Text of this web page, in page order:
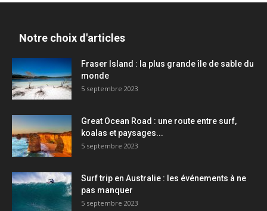
Notre choix d'articles
Fraser Island : la plus grande île de sable du
monde
5 septembre 2023
Great Ocean Road : une route entre surf,
koalas et paysages...
5 septembre 2023
Surf trip en Australie : les événements à ne
pas manquer
5 septembre 2023